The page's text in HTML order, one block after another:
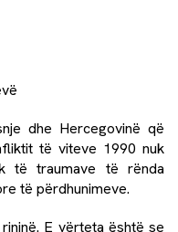
dhe Hercegovinë që
të viteve 1990 nuk
të traumave të rënda
të përdhunimeve.
E vërteta është se